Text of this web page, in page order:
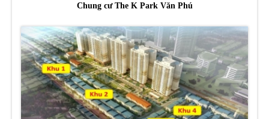
Chung cư The K Park Văn Phú